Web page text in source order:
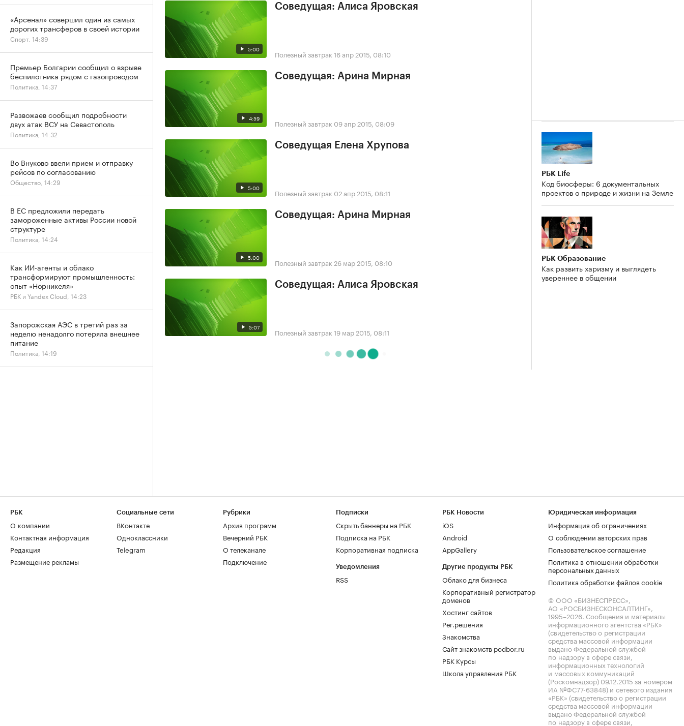
5:00
Соведущая: Алиса Яровская
Полезный завтрак 16 апр 2015, 08:10
4:59
Соведущая: Арина Мирная
Полезный завтрак 09 апр 2015, 08:09
5:00
Соведущая Елена Хрупова
Полезный завтрак 02 апр 2015, 08:11
5:00
Соведущая: Арина Мирная
Полезный завтрак 26 мар 2015, 08:10
5:07
Соведущая: Алиса Яровская
Полезный завтрак 19 мар 2015, 08:11
РБК Life
Код биосферы: 6 документальных
проектов о природе и жизни на Земле
РБК Образование
Как развить харизму и выглядеть
увереннее в общении
«Арсенал» совершил один из самых
дорогих трансферов в своей истории
Спорт, 14:39
Премьер Болгарии сообщил о взрыве
беспилотника рядом с газопроводом
Политика, 14:37
Развожаев сообщил подробности
двух атак ВСУ на Севастополь
Политика, 14:32
Во Внуково ввели прием и отправку
рейсов по согласованию
Общество, 14:29
В ЕС предложили передать
замороженные активы России новой
структуре
Политика, 14:24
Как ИИ-агенты и облако
трансформируют промышленность:
опыт «Норникеля»
РБК и Yandex Cloud, 14:23
Запорожская АЭС в третий раз за
неделю ненадолго потеряла внешнее
питание
Политика, 14:19
РБК
О компании
Контактная информация
Редакция
Размещение рекламы
Социальные сети
ВКонтакте
Одноклассники
Telegram
Рубрики
Архив программ
Вечерний РБК
О телеканале
Подключение
Подписки
Скрыть баннеры на РБК
Подписка на РБК
Корпоративная подписка
Уведомления
RSS
РБК Новости
iOS
Android
AppGallery
Другие продукты РБК
Облако для бизнеса
Корпоративный регистратор
доменов
Хостинг сайтов
Рег.решения
Знакомства
Сайт знакомств podbor.ru
РБК Курсы
Школа управления РБК
Юридическая информация
Информация об ограничениях
О соблюдении авторских прав
Пользовательское соглашение
Политика в отношении обработки
персональных данных
Политика обработки файлов cookie
© ООО «БИЗНЕСПРЕСС»,
АО «РОСБИЗНЕСКОНСАЛТИНГ»,
1995–2026. Сообщения и материалы
информационного агентства «РБК»
(свидетельство о регистрации
средства массовой информации
выдано Федеральной службой
по надзору в сфере связи,
информационных технологий
и массовых коммуникаций
(Роскомнадзор) 09.12.2015 за номером
ИА №ФС77-63848) и сетевого издания
«РБК» (свидетельство о регистрации
средства массовой информации
выдано Федеральной службой
по надзору в сфере связи,